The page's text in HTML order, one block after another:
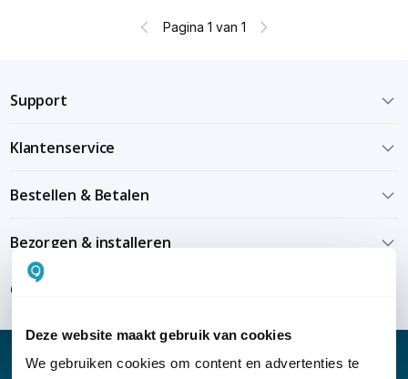
Deze website maakt gebruik van cookies
We gebruiken cookies om content en advertenties te
Pagina 1 van 1
Support
Klantenservice
Bestellen & Betalen
Bezorgen & installeren
Over KommaGo